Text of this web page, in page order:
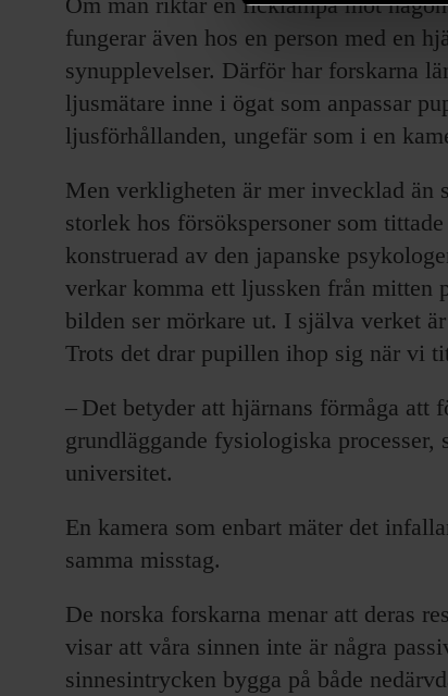
Vi använder
sociala medier och
till de sociala medier
med annan information
fungerar även hos en person med en
synupplevelser. Därför har forskarna
ljusmätare inne i ögat som anpassar
ljusförhållanden, ungefär som i en
Men verkligheten är mer invecklad än
storlek hos försökspersoner som
konstruerad av den japanske
verkar komma ett ljussken från mitten
bilden ser mörkare ut. I själva verket
Trots det drar pupillen ihop sig när vi
– Det betyder att hjärnans förmåga att
grundläggande fysiologiska
universitet.
En kamera som enbart mäter det
samma misstag.
De norska forskarna menar att deras
visar att våra sinnen inte är några
sinnesintrycken bygga på både